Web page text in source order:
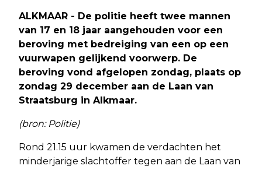
ALKMAAR - De politie heeft twee mannen
van 17 en 18 jaar aangehouden voor een
beroving met bedreiging van een op een
vuurwapen gelijkend voorwerp. De
beroving vond afgelopen zondag, plaats op
zondag 29 december aan de Laan van
Straatsburg in Alkmaar.
(bron: Politie)
Rond 21.15 uur kwamen de verdachten het
minderjarige slachtoffer tegen aan de Laan van